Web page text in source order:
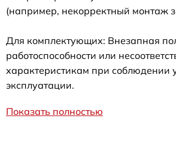
(например, некорректный монтаж
Для комплектующих: Внезапная
работоспособности или
характеристикам при соблюдении
эксплуатации.
Показать полностью